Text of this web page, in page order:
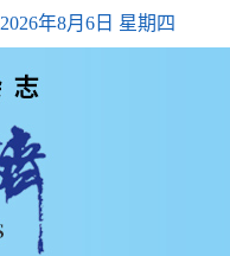
2026年8月6日 星期四